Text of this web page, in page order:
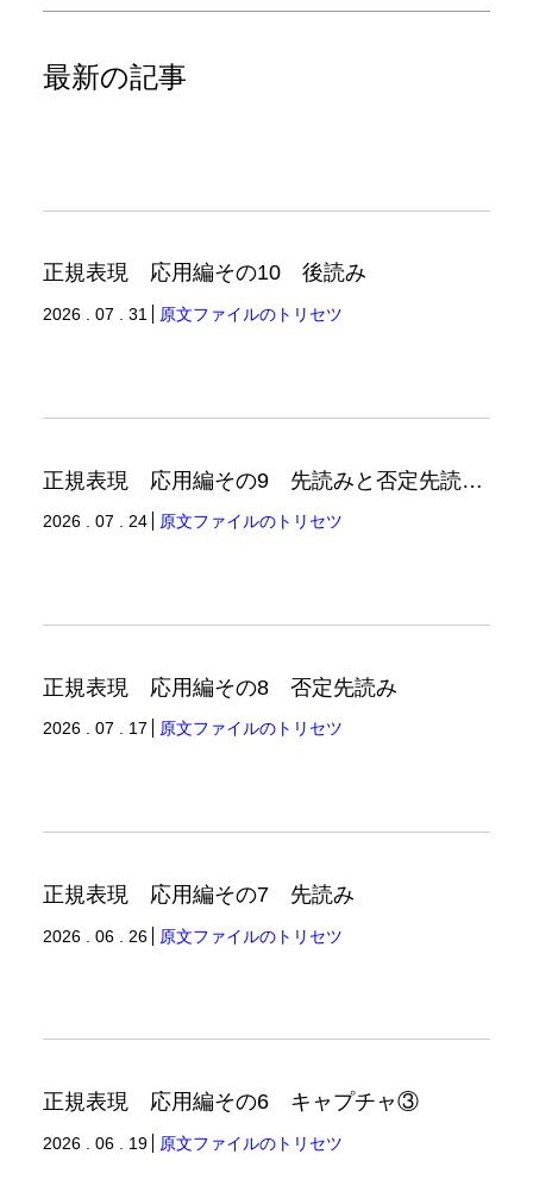
最新の記事
正規表現 応用編その10 後読み
2026 . 07 . 31 原文ファイルのトリセツ
正規表現 応用編その9 先読みと否定先読みの例
2026 . 07 . 24 原文ファイルのトリセツ
正規表現 応用編その8 否定先読み
2026 . 07 . 17 原文ファイルのトリセツ
正規表現 応用編その7 先読み
2026 . 06 . 26 原文ファイルのトリセツ
正規表現 応用編その6 キャプチャ③
2026 . 06 . 19 原文ファイルのトリセツ